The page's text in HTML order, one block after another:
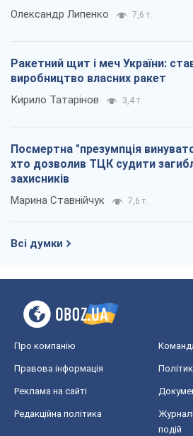
Олександр Липенко 7,6 т.
Ракетний щит і меч України:
виробництво власних ракет
Кирило Татарінов 3,4 т.
Посмертна "презумпція
хто дозволив ТЦК судити
захисників
Марина Ставнійчук 7,6 т.
Всі думки
Про компанію
Правова інформація
Реклама на сайті
Редакційна політика
подій